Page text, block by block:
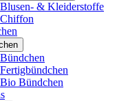
Blusen- & Kleiderstoffe
Chiffon
Bündchen
Fertigbündchen
Bio Bündchen